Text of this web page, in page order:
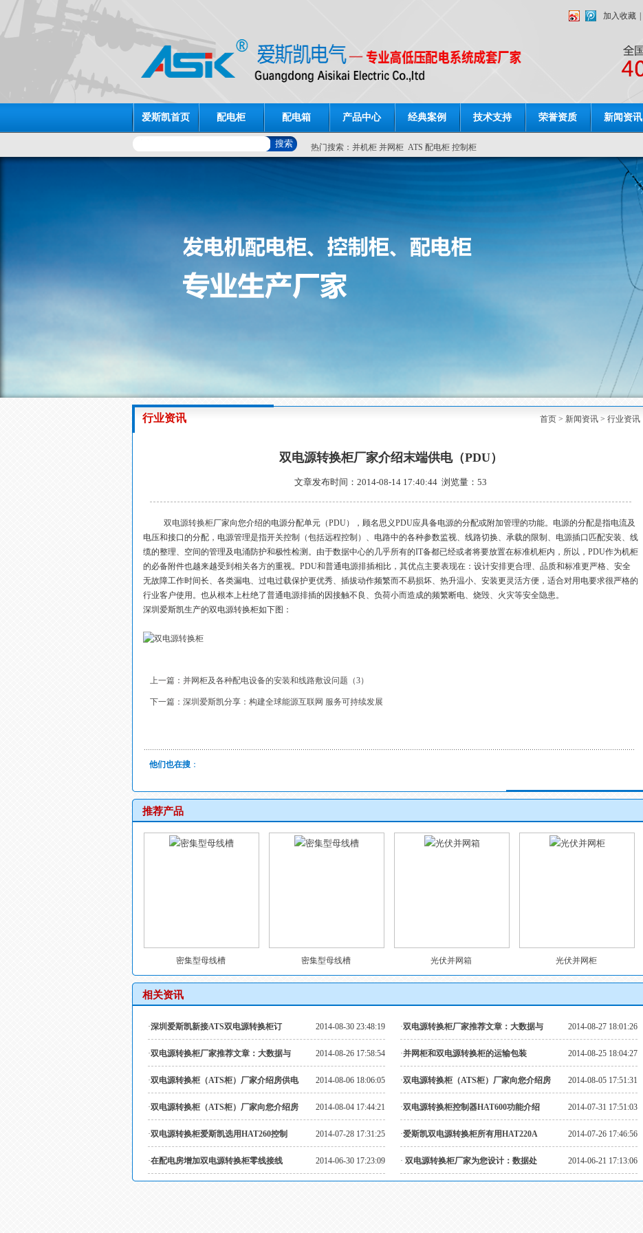
加入收藏
爱斯凯首页 配电柜 配电箱 产品中心 经典案例 技术支持 荣誉资质 新闻资讯
热门搜索： 并机柜 并网柜 ATS 配电柜 控制柜
行业资讯 首页 > 新闻资讯 > 行业资讯
双电源转换柜厂家介绍末端供电（PDU）
文章发布时间：2014-08-14 17:40:44 浏览量：53
双电源转换柜厂家向您介绍的电源分配单元（PDU），顾名思义PDU应具备电源的分配或附加管理的功能。电源的分配是指电流及
电压和接口的分配，电源管理是指开关控制（包括远程控制）、电路中的各种参数监视、线路切换、承载的限制、电源插口匹配安装、线
缆的整理、空间的管理及电涌防护和极性检测。由于数据中心的几乎所有的IT备都已经或者将要放置在标准机柜内，所以，PDU作为机柜
的必备附件也越来越受到相关各方的重视。PDU和普通电源排插相比，其优点主要表现在：设计安排更合理、品质和标准更严格、安全
无故障工作时间长、各类漏电、过电过载保护更优秀、插拔动作频繁而不易损坏、热升温小、安装更灵活方便，适合对用电要求很严格的
行业客户使用。也从根本上杜绝了普通电源排插的因接触不良、负荷小而造成的频繁断电、烧毁、火灾等安全隐患。
深圳爱斯凯生产的双电源转换柜如下图：
上一篇： 并网柜及各种配电设备的安装和线路敷设问题（3）
下一篇： 深圳爱斯凯分享：构建全球能源互联网 服务可持续发展
他们也在搜 ：
推荐产品
密集型母线槽 密集型母线槽 光伏并网箱 光伏并网柜
相关资讯
·深圳爱斯凯新接ATS双电源转换柜订 2014-08-30 23:48:19 ·双电源转换柜厂家推荐文章：大数据与 2014-08-27 18:01:26
·双电源转换柜厂家推荐文章：大数据与 2014-08-26 17:58:54 ·并网柜和双电源转换柜的运输包装 2014-08-25 18:04:27
·双电源转换柜（ATS柜）厂家介绍房供电 2014-08-06 18:06:05 ·双电源转换柜（ATS柜）厂家向您介绍房 2014-08-05 17:51:31
·双电源转换柜（ATS柜）厂家向您介绍房 2014-08-04 17:44:21 ·双电源转换柜控制器HAT600功能介绍 2014-07-31 17:51:03
·双电源转换柜爱斯凯选用HAT260控制 2014-07-28 17:31:25 ·爱斯凯双电源转换柜所有用HAT220A 2014-07-26 17:46:56
·在配电房增加双电源转换柜零线接线 2014-06-30 17:23:09 · 双电源转换柜厂家为您设计：数据处 2014-06-21 17:13:06